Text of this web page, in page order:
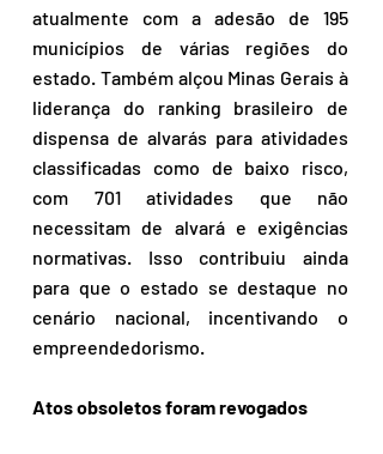
atualmente com a adesão de 195
municípios de várias regiões do
estado. Também alçou Minas Gerais à
liderança do ranking brasileiro de
dispensa de alvarás para atividades
classificadas como de baixo risco,
com 701 atividades que não
necessitam de alvará e exigências
normativas. Isso contribuiu ainda
para que o estado se destaque no
cenário nacional, incentivando o
empreendedorismo.
Atos obsoletos foram revogados